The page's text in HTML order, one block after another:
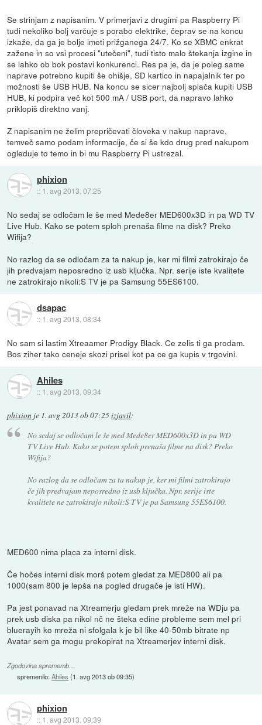
Se strinjam z napisanim. V primerjavi z drugimi pa Raspberry Pi
tudi nekoliko bolj varčuje s porabo elektrike, čeprav se na koncu
izkaže, da ga je bolje imeti prižganega 24/7. Ko se XBMC enkrat
zažene in so vsi procesi "utečeni", tudi tisto malo štekanja izgine in
se lahko ob bok postavi konkurenci. Res pa je, da je poleg same
naprave potrebno kupiti še ohišje, SD kartico in napajalnik ter po
možnosti še USB HUB. Na koncu se sicer najbolj splača kupiti USB
HUB, ki podpira več kot 500 mA / USB port, da napravo lahko
priklopiš direktno vanj.
Z napisanim ne želim prepričevati človeka v nakup naprave,
temveč samo podam informacije, če si še kdo drug pred nakupom
ogleduje to temo in bi mu Raspberry Pi ustrezal.
phixion
:: 1. avg 2013, 07:25
No sedaj se odločam le še med Mede8er MED600x3D in pa WD TV
Live Hub. Kako se potem sploh prenaša filme na disk? Preko
Wifija?
No razlog da se odločam za ta nakup je, ker mi filmi zatrokirajo če
jih predvajam neposredno iz usb ključka. Npr. serije iste kvalitete
ne zatrokirajo nikoli:S TV je pa Samsung 55ES6100.
dsapac
:: 1. avg 2013, 08:34
No sam si lastim Xtreaamer Prodigy Black. Ce zelis ti ga prodam.
Bos ziher tako ceneje skozi prisel kot pa ce ga kupis v trgovini.
Ahiles
:: 1. avg 2013, 09:34
phixion je 1. avg 2013 ob 07:25izjavil:
No sedaj se odločam le še med Mede8er MED600x3D in pa WD
TV Live Hub. Kako se potem sploh prenaša filme na disk? Preko
Wifija?
No razlog da se odločam za ta nakup je, ker mi filmi zatrokirajo
če jih predvajam neposredno iz usb ključka. Npr. serije iste
kvalitete ne zatrokirajo nikoli:S TV je pa Samsung 55ES6100.
MED600 nima placa za interni disk.
Če hočes interni disk morš potem gledat za MED800 ali pa
1000(sam 800 je lepša na pogled drugače je isti HW).
Pa jest ponavad na Xtreamerju gledam prek mreže na WDju pa
prek usb diska pa nikol nč ne šteka edine probleme sem mel pri
bluerayih ko mreža ni sfolgala k je bil like 40-50mb bitrate np
Avatar sem ga mogu prekopirat na Xtreamerjev interni disk.
Zgodovina sprememb…
spremenilo:Ahiles (1. avg 2013 ob 09:35)
phixion
:: 1. avg 2013, 09:39